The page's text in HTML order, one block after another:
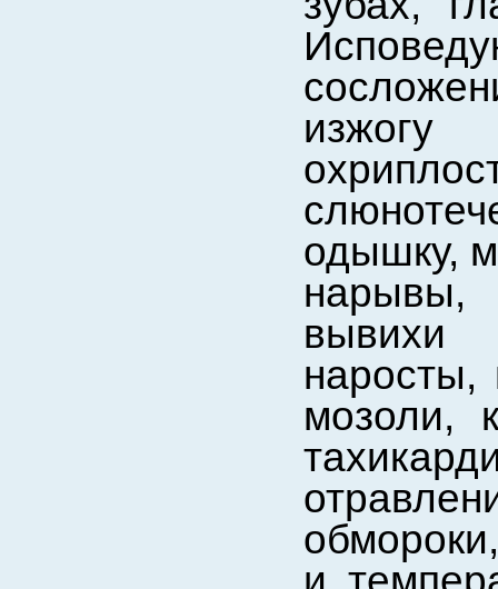
одышку,
вывихи
наросты,
мозоли,